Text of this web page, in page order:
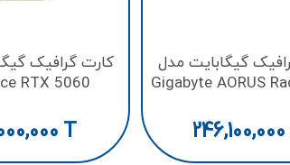
گیگابایت مدل
Gigabyte AORUS
246,100,000
کارت گرافیک
RTX 5060
T